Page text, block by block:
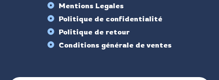
Mentions Legales
Politique de confidentialité
Politique de retour
Conditions générale de ventes